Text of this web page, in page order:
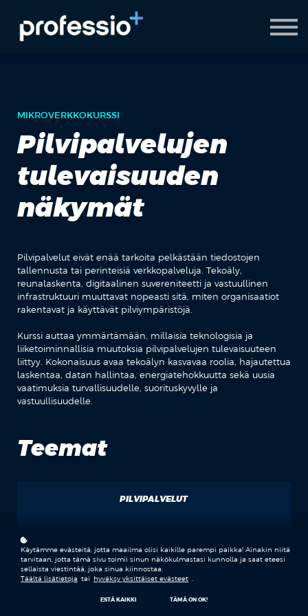
AI Coach
Pyydä demo
MIKROVERKKOKURSSI
Pilvipalvelujen
tulevaisuuden
näkymät
Pilvipalvelut eivät enää tarkoita pelkästään tiedostojen
tallennusta tai perinteisiä verkkopalveluja. Tekoäly,
reunalaskenta, digitaalinen suvereniteetti ja vastuullinen
infrastruktuuri muuttavat nopeasti sitä, miten organisaatiot
rakentavat ja käyttävät pilviympäristöjä.
Kurssi auttaa ymmärtämään, millaisia teknologisia ja
liiketoiminnallisia muutoksia pilvipalvelujen tulevaisuuteen
liittyy. Kokonaisuus avaa tekoälyn kasvavaa roolia, hajautettua
laskentaa, datan hallintaa, energiatehokkuutta sekä uusia
vaatimuksia turvallisuudelle, suorituskyvylle ja
vastuullisuudelle.
Teemat
PILVIPALVELUT
TIETOTURVA
Käytämme evästeitä, jotta maailma olisi kaikille parempi paikka! Ainakin niitä
tarvitaan, jotta tämä sivu toimii sinun näkökulmastasi kunnolla ja saat eteesi
sellaista viestintää, joka sinua kiinnostaa.
Täältä lisätietoja tai hyväksy yksittäiset evästeet
ESTÄ KAIKKI TÄMÄ ON OK!